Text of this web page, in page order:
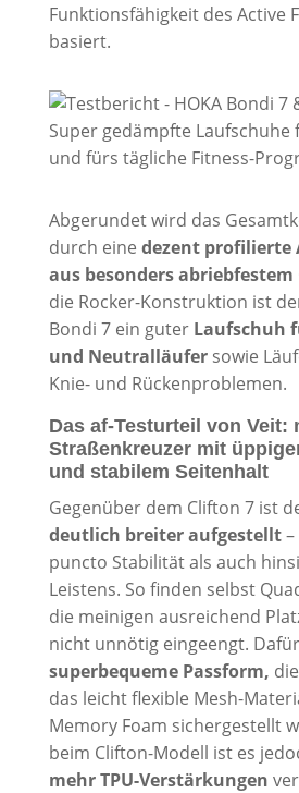
Funktionsfähigkeit des Active
basiert.
Abgerundet wird das
durch eine dezent profilierte
aus besonders
die Rocker-Konstruktion ist
Bondi 7 ein guter Laufschuh
und Neutralläufersowie
Knie- und Rückenproblemen.
Das af-Testurteil von Veit:
Straßenkreuzer mit
und stabilem Seitenhalt
Gegenüber dem Clifton 7 ist
deutlich breiter aufgestellt–
puncto Stabilität als auch
Leistens. So finden selbst
die meinigen ausreichend
nicht unnötig eingeengt.
superbequeme Passform,
das leicht flexible Mesh-
Memory Foam sichergestellt
beim Clifton-Modell ist es
mehr TPU-Verstärkungen